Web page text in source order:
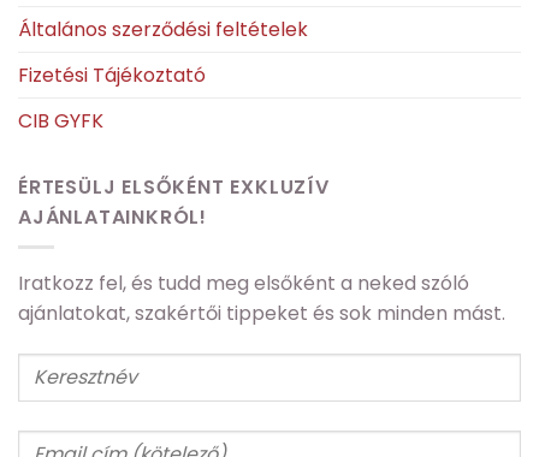
Általános szerződési feltételek
Fizetési Tájékoztató
CIB GYFK
ÉRTESÜLJ ELSŐKÉNT EXKLUZÍV
AJÁNLATAINKRÓL!
Iratkozz fel, és tudd meg elsőként a neked szóló
ajánlatokat, szakértői tippeket és sok minden mást.